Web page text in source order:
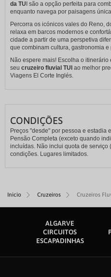
Inicio Cruzeiros Cruzeiros
da TU I são a opção perfeita para
enquanto navega por paisagens
Percorra os icónicos vales do Reno,
relaxa em barcos modernos e
cidade a partir de uma perspetiva
que combinam cultura, gastronomia
Não espere mais! Escolha o
seu cruzeiro fluvial TUI ao melhor
Viagens El Corte Inglés.
CONDIÇÕES
Preços "desde" por pessoa e estadia
Pensão Completa (exceto quando
incluídas. Não inclui quota de serviço
condições. Lugares limitados.
ALGARVE
CIRCUITOS
ESCAPADINHAS